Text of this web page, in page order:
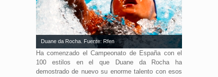
Duane da Rocha. Fuente: Rfen
Ha comenzado el Campeonato de España con el
100 estilos en el que Duane da Rocha ha
demostrado de nuevo su enorme talento con esos